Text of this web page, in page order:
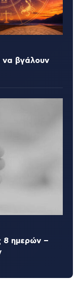
να βγάλουν
8 ημερών –